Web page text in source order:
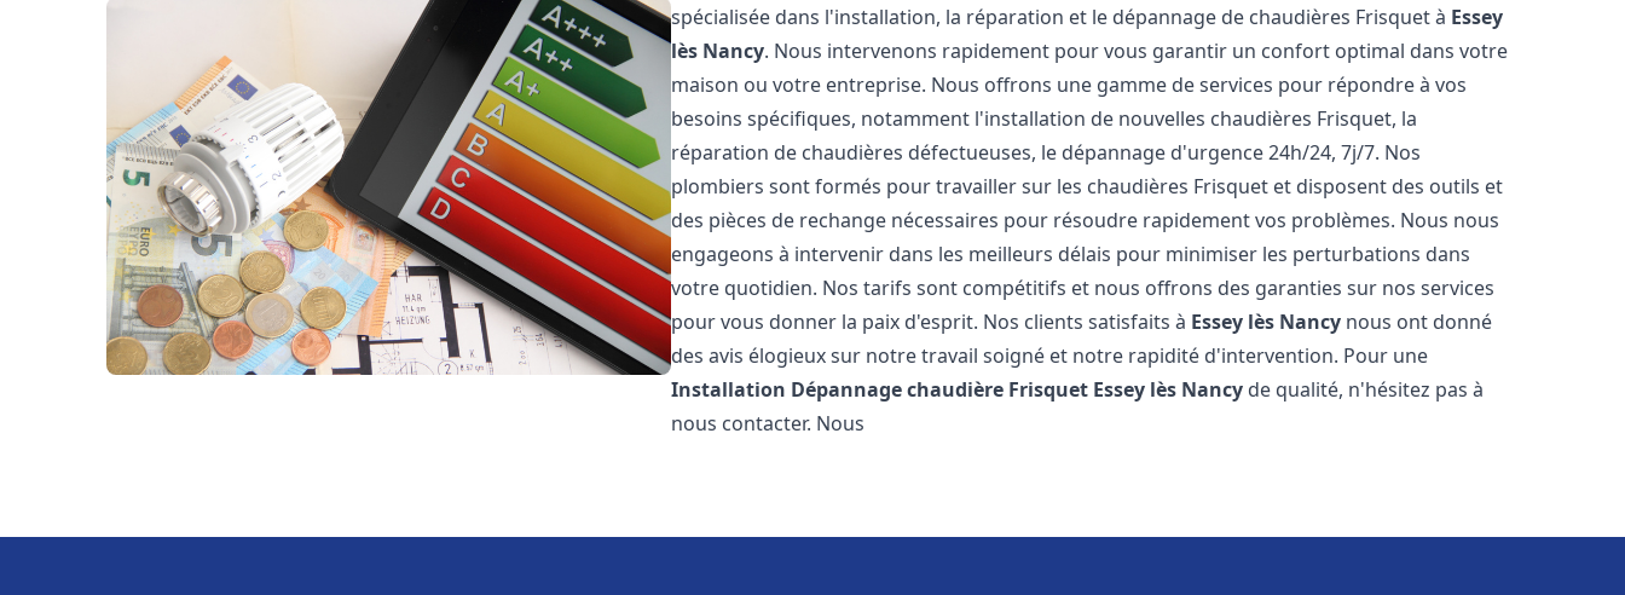
spécialisée dans l'installation, la réparation et le dépannage de chaudières Frisquet à Essey
lès Nancy. Nous intervenons rapidement pour vous garantir un confort optimal dans votre
maison ou votre entreprise. Nous offrons une gamme de services pour répondre à vos
besoins spécifiques, notamment l'installation de nouvelles chaudières Frisquet, la
réparation de chaudières défectueuses, le dépannage d'urgence 24h/24, 7j/7. Nos
plombiers sont formés pour travailler sur les chaudières Frisquet et disposent des outils et
des pièces de rechange nécessaires pour résoudre rapidement vos problèmes. Nous nous
engageons à intervenir dans les meilleurs délais pour minimiser les perturbations dans
votre quotidien. Nos tarifs sont compétitifs et nous offrons des garanties sur nos services
pour vous donner la paix d'esprit. Nos clients satisfaits à Essey lès Nancy nous ont donné
des avis élogieux sur notre travail soigné et notre rapidité d'intervention. Pour une
Installation Dépannage chaudière Frisquet Essey lès Nancy de qualité, n'hésitez pas à
nous contacter. Nous